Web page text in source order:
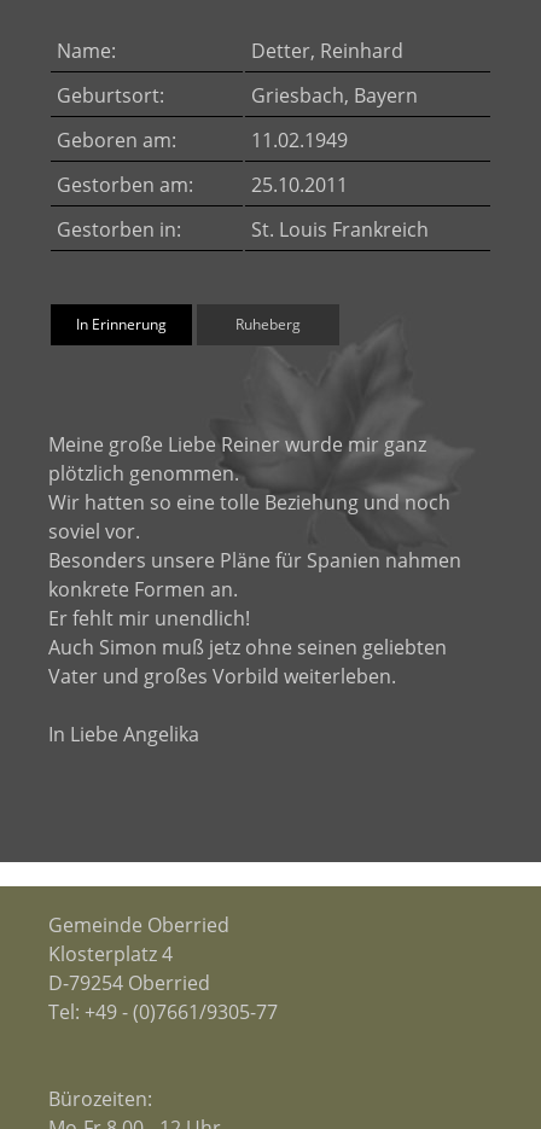
Name:
Detter, Reinhard
Geburtsort:
Griesbach, Bayern
Geboren am:
11.02.1949
Gestorben am:
25.10.2011
Gestorben in:
St. Louis Frankreich
In Erinnerung Ruheberg
Meine große Liebe Reiner wurde mir ganz
plötzlich genommen.
Wir hatten so eine tolle Beziehung und noch
soviel vor.
Besonders unsere Pläne für Spanien nahmen
konkrete Formen an.
Er fehlt mir unendlich!
Auch Simon muß jetz ohne seinen geliebten
Vater und großes Vorbild weiterleben.
In Liebe Angelika
Gemeinde Oberried
Klosterplatz 4
D-79254 Oberried
Tel: +49 - (0)7661/9305-77
Bürozeiten: